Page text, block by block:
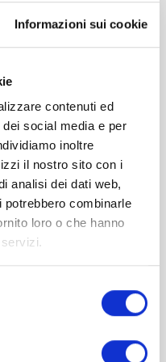
Informazioni sui cookie
contenuti ed
social media e per
inoltre
il nostro sito con i
analisi dei dati web,
potrebbero combinarle
loro o che hanno
wishlist